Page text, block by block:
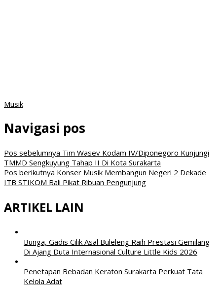
Musik
Navigasi pos
Pos sebelumnya Tim Wasev Kodam IV/Diponegoro Kunjungi
TMMD Sengkuyung Tahap II Di Kota Surakarta
Pos berikutnya Konser Musik Membangun Negeri 2 Dekade
ITB STIKOM Bali Pikat Ribuan Pengunjung
ARTIKEL LAIN
Bunga, Gadis Cilik Asal Buleleng Raih Prestasi Gemilang
Di Ajang Duta Internasional Culture Little Kids 2026
Penetapan Bebadan Keraton Surakarta Perkuat Tata
Kelola Adat